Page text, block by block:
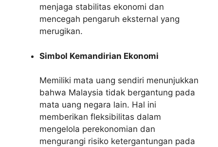
menjaga stabilitas ekonomi dan
mencegah pengaruh eksternal yang
merugikan.
Simbol Kemandirian Ekonomi
Memiliki mata uang sendiri menunjukkan
bahwa Malaysia tidak bergantung pada
mata uang negara lain. Hal ini
memberikan fleksibilitas dalam
mengelola perekonomian dan
mengurangi risiko ketergantungan pada